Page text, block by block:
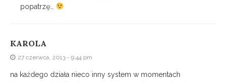
popatrzę…
KAROLA
27 czerwca, 2013 - 9:44 pm
na każdego działa nieco inny system w momentach